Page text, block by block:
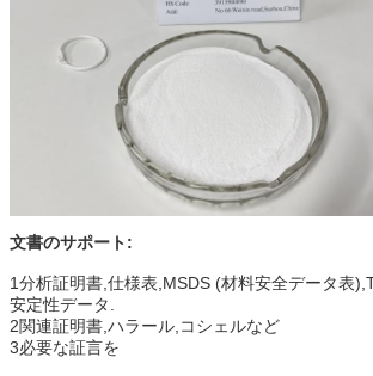
文書のサポート:
1分析証明書,仕様表,MSDS (材料安全データ表
安定性データ.
2関連証明書,ハラール,コシェルなど
3必要な証言を